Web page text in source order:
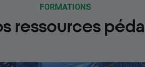
FORMATIONS
ressources